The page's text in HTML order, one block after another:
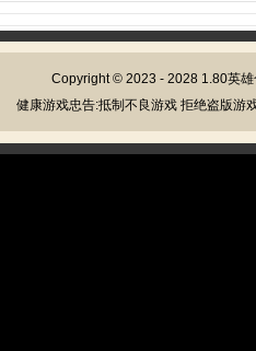
Copyright © 2023 - 2028 1.80英
健康游戏忠告:抵制不良游戏 拒绝盗版游